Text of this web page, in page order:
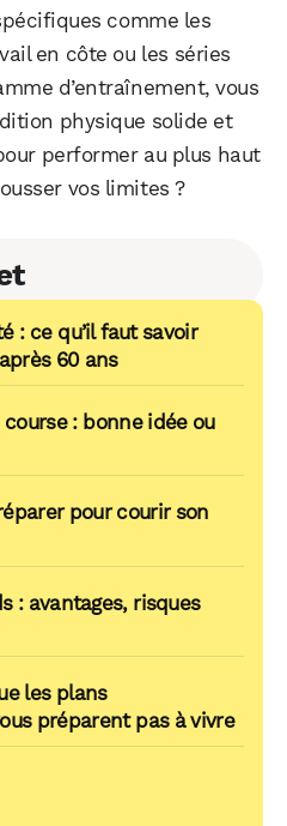
comme les
en côte ou les séries
d’entraînement, vous
physique solide et
performer au plus haut
vos limites ?
: ce qu’il faut savoir
60 ans
course : bonne idée ou
pour courir son
: avantages, risques
les plans
préparent pas à vivre